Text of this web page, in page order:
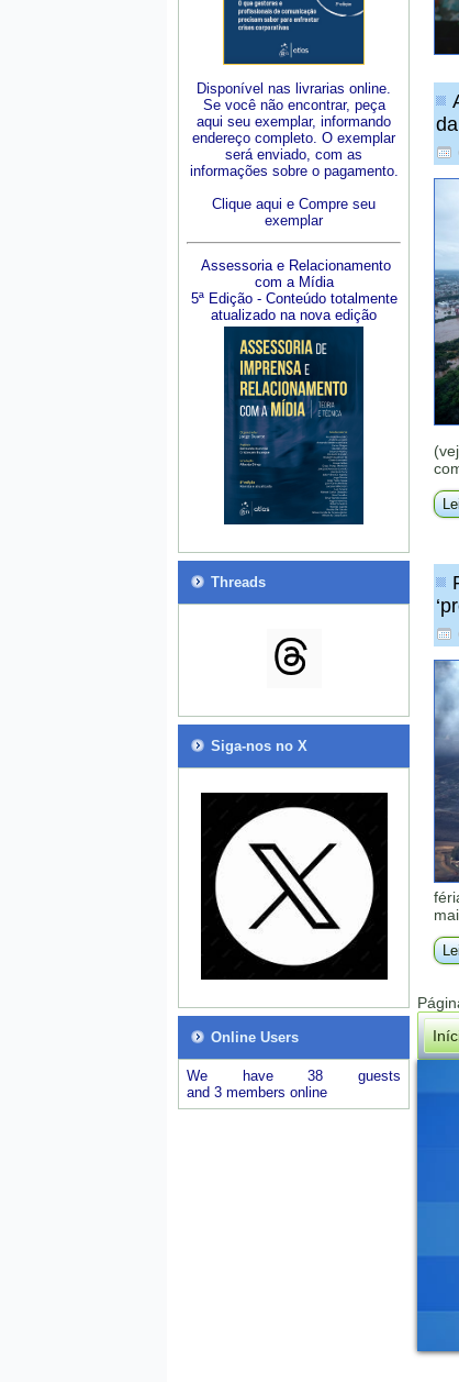
Disponível nas livrarias online.
Se você não encontrar, peça
aqui seu exemplar, informando
endereço completo. O exemplar
será enviado, com as
informações sobre o pagamento.
Clique aqui e Compre seu
exemplar
Assessoria e Relacionamento
com a Mídia
5ª Edição - Conteúdo totalmente
atualizado na nova edição
Threads
Siga-nos no X
Online Users
We have 38 guests
and 3 members online